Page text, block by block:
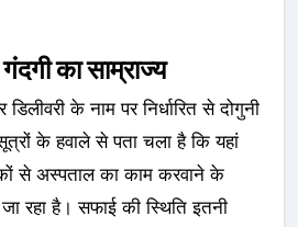
का साम्राज्य
के नाम पर निर्धारित से दोगुनी
के हवाले से पता चला है कि यहां
से अस्पताल का काम करवाने के
रहा है। सफाई की स्थिति इतनी